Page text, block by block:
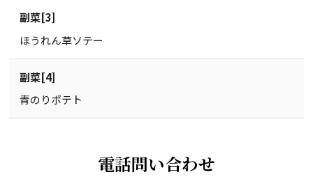
副菜[3]
ほうれん草ソテー
副菜[4]
青のりポテト
電話問い合わせ